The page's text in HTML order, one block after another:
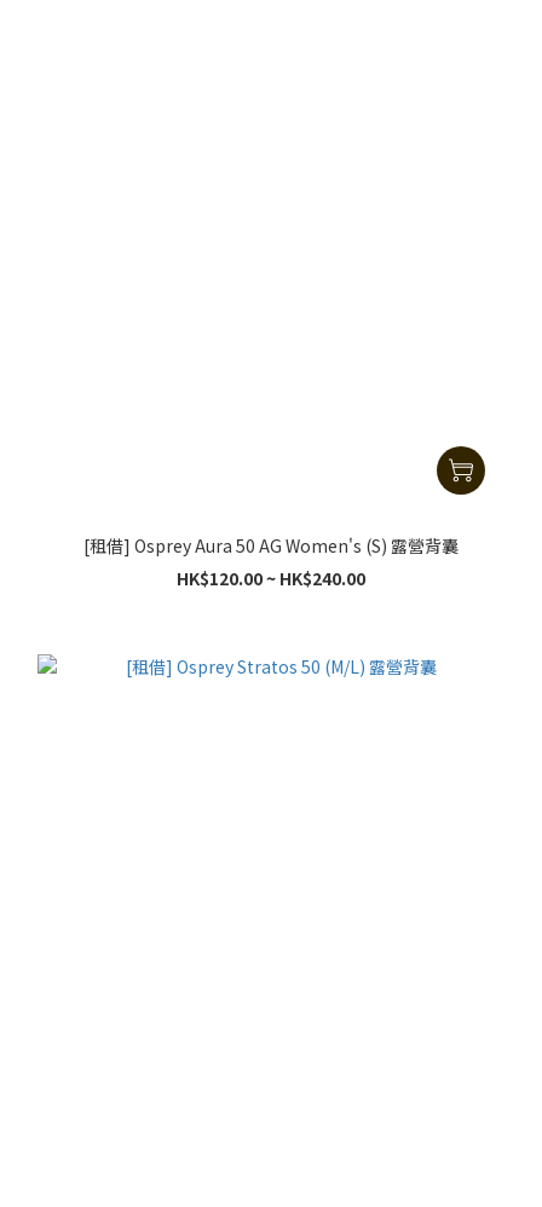
[租借] Osprey Aura 50 AG Women's (S) 露營背囊
HK$120.00 ~ HK$240.00